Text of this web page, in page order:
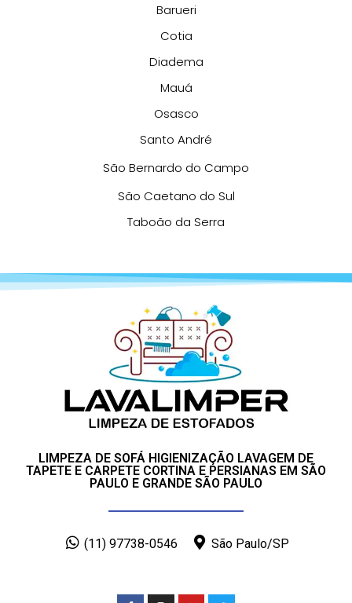
Barueri
Cotia
Diadema
Mauá
Osasco
Santo André
São Bernardo do Campo
São Caetano do Sul
Taboão da Serra
LIMPEZA DE SOFÁ HIGIENIZAÇÃO LAVAGEM DE
TAPETE E CARPETE CORTINA E PERSIANAS EM SÃO
PAULO E GRANDE SÃO PAULO
(11) 97738-0546 São Paulo/SP